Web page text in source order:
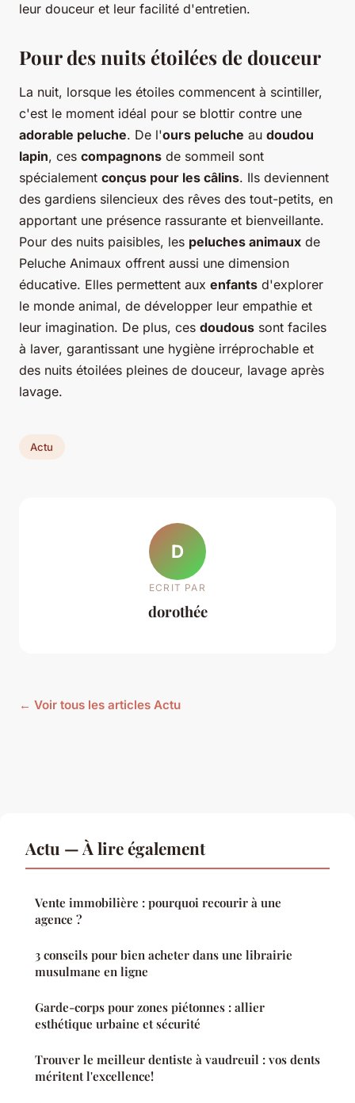
leur douceur et leur facilité d'entretien.
Pour des nuits étoilées de douceur
La nuit, lorsque les étoiles commencent à scintiller,
c'est le moment idéal pour se blottir contre une
adorable peluche. De l'ours peluche au doudou
lapin, ces compagnons de sommeil sont
spécialement conçus pour les câlins. Ils deviennent
des gardiens silencieux des rêves des tout-petits, en
apportant une présence rassurante et bienveillante.
Pour des nuits paisibles, les peluches animaux de
Peluche Animaux offrent aussi une dimension
éducative. Elles permettent aux enfants d'explorer
le monde animal, de développer leur empathie et
leur imagination. De plus, ces doudous sont faciles
à laver, garantissant une hygiène irréprochable et
des nuits étoilées pleines de douceur, lavage après
lavage.
Actu
D
ECRIT PAR
dorothée
← Voir tous les articles Actu
Actu — À lire également
Vente immobilière : pourquoi recourir à une
agence ?
3 conseils pour bien acheter dans une librairie
musulmane en ligne
Garde-corps pour zones piétonnes : allier
esthétique urbaine et sécurité
Trouver le meilleur dentiste à vaudreuil : vos dents
méritent l'excellence!